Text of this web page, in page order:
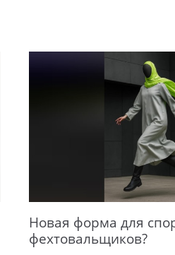
Новая форма для
фехтовальщиков?